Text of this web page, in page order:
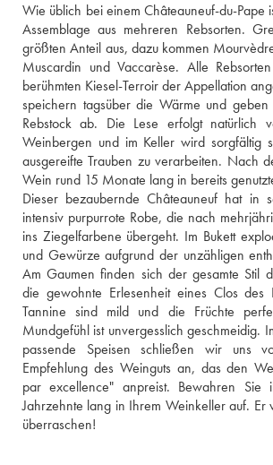
Wie üblich bei einem Châteauneuf-du-Pape
Assemblage aus mehreren Rebsorten.
größten Anteil aus, dazu kommen
Muscardin und Vaccarèse. Alle
berühmten Kiesel-Terroir der Appellation
speichern tagsüber die Wärme und
Rebstock ab. Die Lese erfolgt natürlich
Weinbergen und im Keller wird sorgfältig
ausgereifte Trauben zu verarbeiten. Nach
Wein rund 15 Monate lang in bereits
Dieser bezaubernde Châteauneuf hat in
intensiv purpurrote Robe, die nach
ins Ziegelfarbene übergeht. Im Bukett
und Gewürze aufgrund der unzähligen
Am Gaumen finden sich der gesamte Stil
die gewohnte Erlesenheit eines Clos des
Tannine sind mild und die Früchte
Mundgefühl ist unvergesslich geschmeidig.
passende Speisen schließen wir uns
Empfehlung des Weinguts an, das den
par excellence" anpreist. Bewahren Sie
Jahrzehnte lang in Ihrem Weinkeller auf. Er
überraschen!